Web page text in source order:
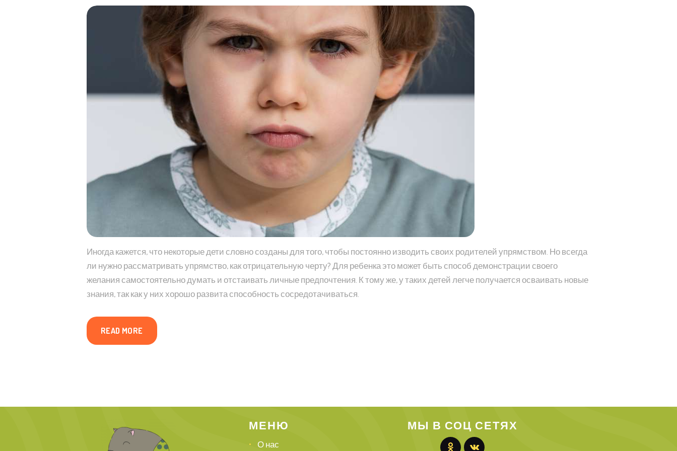
Иногда кажется, что некоторые дети словно созданы для того, чтобы постоянно изводить своих родителей упрямством. Но всегда
ли нужно рассматривать упрямство, как отрицательную черту? Для ребенка это может быть способ демонстрации своего
желания самостоятельно думать и отстаивать личные предпочтения. К тому же, у таких детей легче получается осваивать новые
знания, так как у них хорошо развита способность сосредотачиваться.
READ MORE
МЕНЮ
О нас
МЫ В СОЦ СЕТЯХ